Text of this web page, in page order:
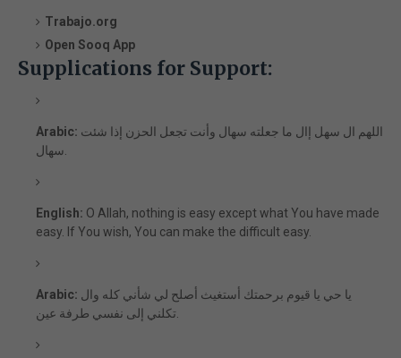
Trabajo.org
Open Sooq App
Supplications for Support:
Arabic:
English: O Allah, nothing is easy except what You have made
easy. If You wish, You can make the difficult easy.
Arabic: